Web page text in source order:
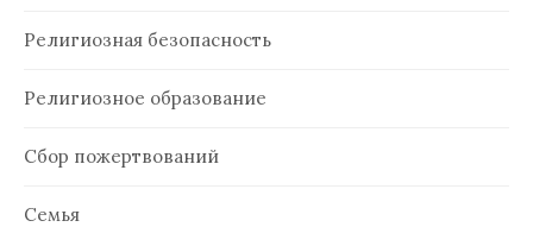
Религиозная безопасность
Религиозное образование
Сбор пожертвований
Семья